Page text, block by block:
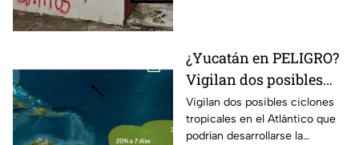
¿Yucatán en PELIGRO?
Vigilan dos posibles
ciclones en el Atlantico;
esto se sabe
Vigilan dos posibles ciclones
tropicales en el Atlántico que
podrían desarrollarse la